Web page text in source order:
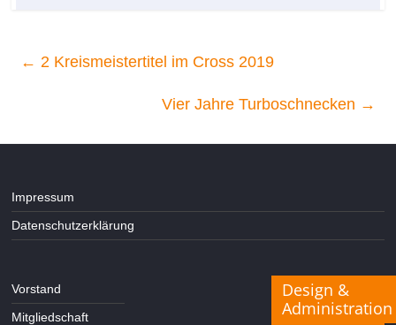
← 2 Kreismeistertitel im Cross 2019
Vier Jahre Turboschnecken →
Impressum
Datenschutzerklärung
Vorstand
Mitgliedschaft
Design &
Administration